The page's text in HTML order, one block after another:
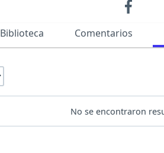
Biblioteca Comentarios
No se encontraron